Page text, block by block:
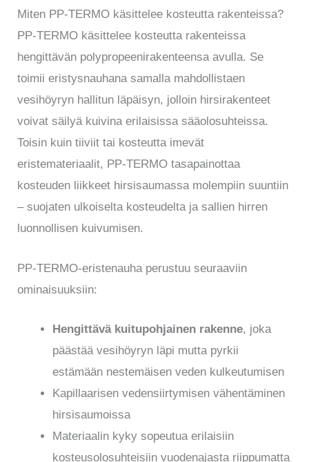
Miten PP-TERMO käsittelee kosteutta rakenteissa?
PP-TERMO käsittelee kosteutta rakenteissa
hengittävän polypropeenirakenteensa avulla. Se
toimii eristysnauhana samalla mahdollistaen
vesihöyryn hallitun läpäisyn, jolloin hirsirakenteet
voivat säilyä kuivina erilaisissa sääolosuhteissa.
Toisin kuin tiiviit tai kosteutta imevät
eristemateriaalit, PP-TERMO tasapainottaa
kosteuden liikkeet hirsisaumassa molempiin suuntiin
– suojaten ulkoiselta kosteudelta ja sallien hirren
luonnollisen kuivumisen.
PP-TERMO-eristenauha perustuu seuraaviin
ominaisuuksiin:
Hengittävä kuitupohjainen rakenne, joka
päästää vesihöyryn läpi mutta pyrkii
estämään nestemäisen veden kulkeutumisen
Kapillaarisen vedensiirtymisen vähentäminen
hirsisaumoissa
Materiaalin kyky sopeutua erilaisiin
kosteusolosuhteisiin vuodenajasta riippumatta